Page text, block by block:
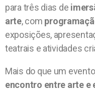
para três dias de
arte, com
exposições,
teatrais e atividades
Mais do que um
encontro entre arte e